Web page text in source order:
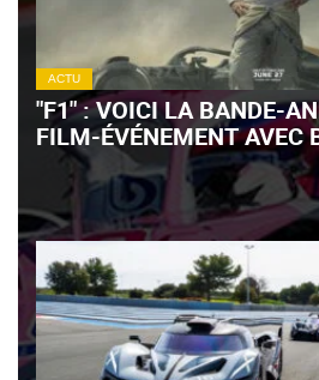
ACTU
"F1" : VOICI LA BANDE-
FILM-ÉVÉNEMENT AVEC
VIDÉO)